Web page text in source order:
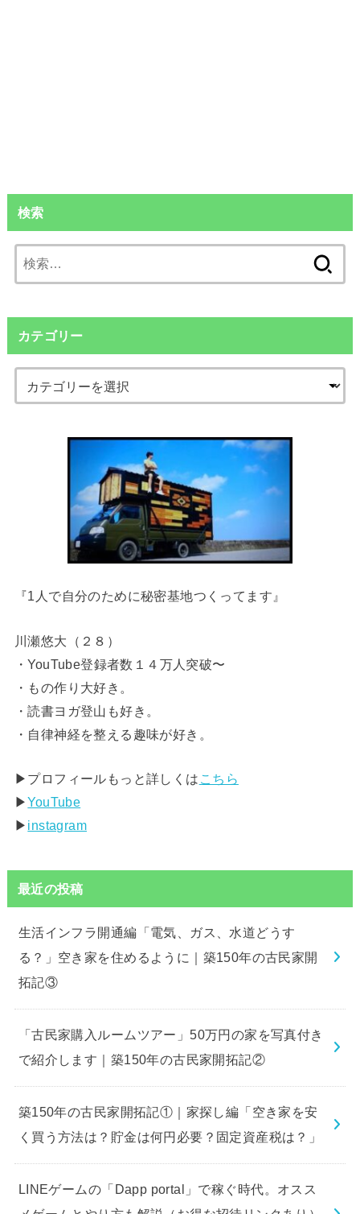
検索
索:
カテゴリー
『1人で自分のために秘密基地つくってます』
川瀬悠大（２８）
・YouTube登録者数１４万人突破〜
・もの作り大好き。
・読書ヨガ登山も好き。
・自律神経を整える趣味が好き。
▶︎プロフィールもっと詳しくは こちら
▶︎YouTube
▶︎ instagram
最近の投稿
生活インフラ開通編「電気、ガス、水道どうす
る？」空き家を住めるように｜築150年の古民家開
拓記③
「古民家購入ルームツアー」50万円の家を写真付き
で紹介します｜築150年の古民家開拓記②
築150年の古民家開拓記①｜家探し編「空き家を安
く買う方法は？貯金は何円必要？固定資産税は？」
LINEゲームの「Dapp portal」で稼ぐ時代。オスス